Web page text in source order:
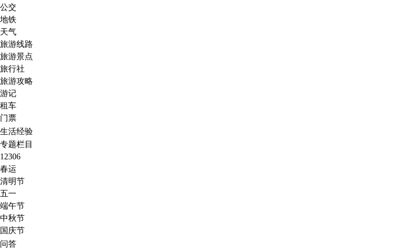
公交
地铁
天气
旅游线路
旅游景点
旅行社
旅游攻略
游记
租车
门票
生活经验
专题栏目
12306
春运
清明节
五一
端午节
中秋节
国庆节
问答